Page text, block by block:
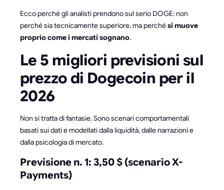
Ecco perché gli analisti prendono sul serio DOGE: non
perché sia tecnicamente superiore, ma perchési muove
proprio come i mercati sognano.
Le 5 migliori previsioni sul
prezzo di Dogecoin per il
2026
Non si tratta di fantasie. Sono scenari comportamentali
basati sui dati e modellati dalla liquidità, dalle narrazioni e
dalla psicologia di mercato.
Previsione n. 1: 3,50 $ (scenario X-
Payments)